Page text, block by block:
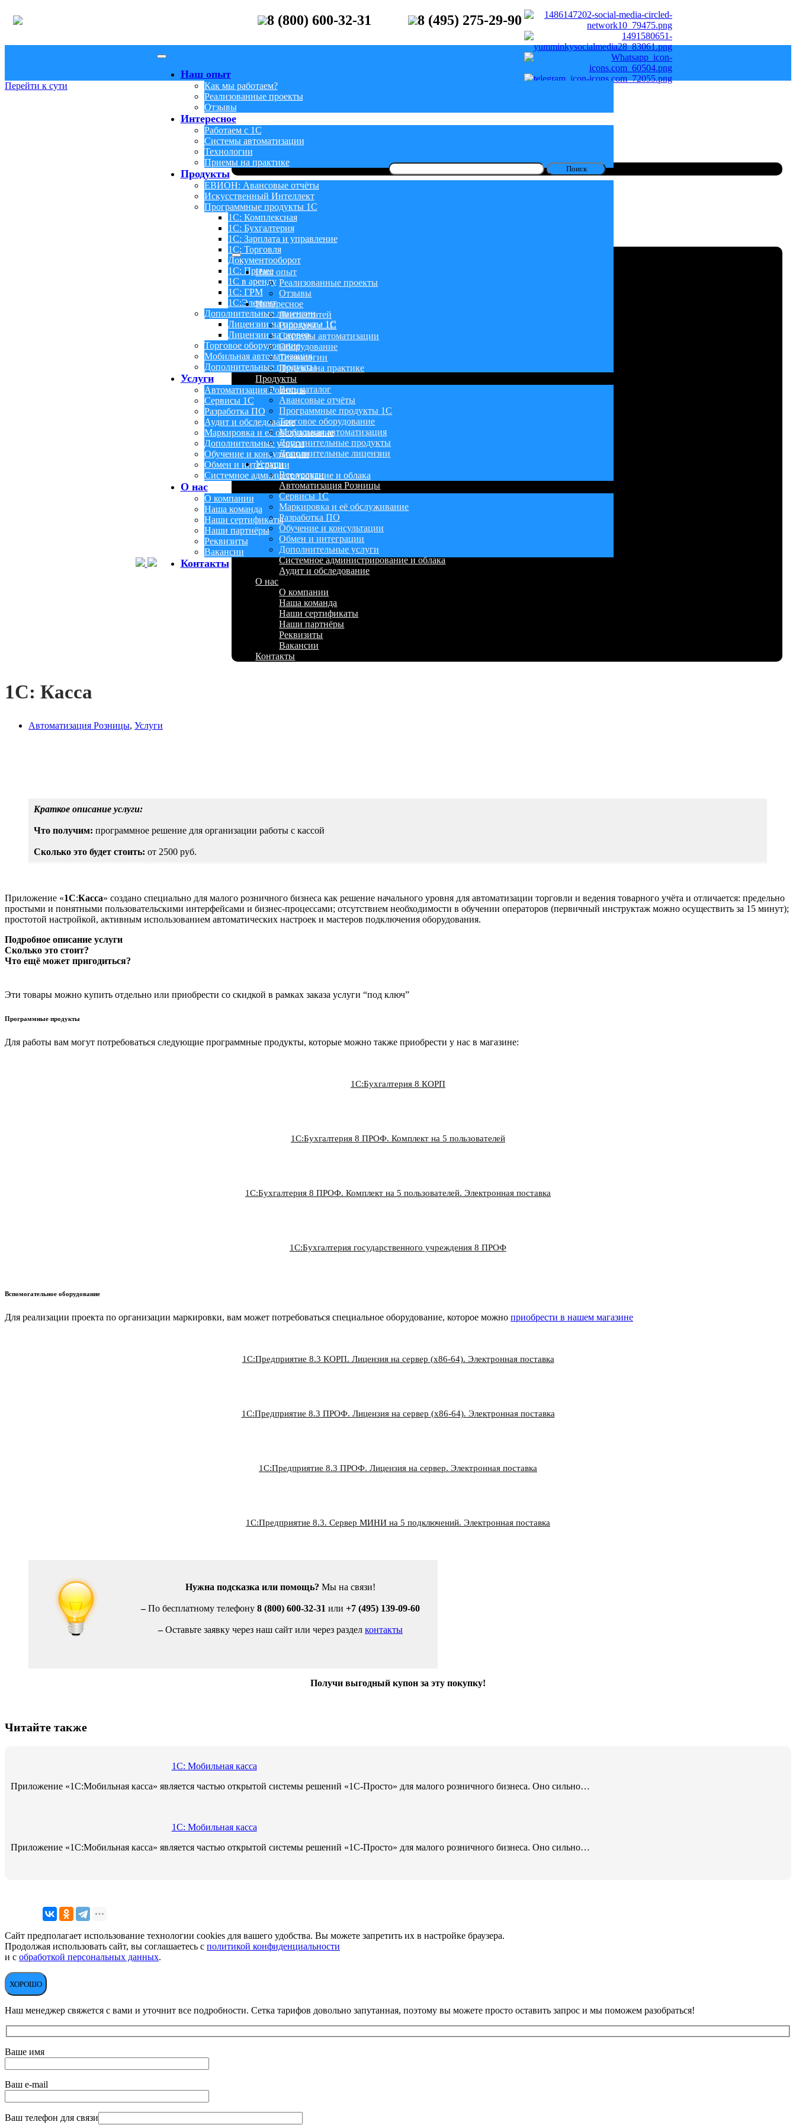
8 (800) 600-32-31 8 (495) 275-29-90
Наш опыт
Как мы работаем?
Реализованные проекты
Отзывы
Интересное
Работаем с 1С
Системы автоматизации
Технологии
Приемы на практике
Продукты
ЕВИОН: Авансовые отчёты
Искусственный Интеллект
Программные продукты 1С
1С: Комплексная
1С: Бухгалтерия
1С: Зарплата и управление
1С: Торговля
Документооборот
1С: Прочее
1С в аренду
1С: ГРМ
1С:Элемент
Дополнительные лицензии
Лицензии на продукты 1С
Лицензии на сервер
Торговое оборудование
Мобильная автоматизация
Дополнительные продукты
Услуги
Автоматизация Розницы
Сервисы 1С
Разработка ПО
Аудит и обследование
Маркировка и её обслуживание
Дополнительные услуги
Обучение и консультации
Обмен и интеграции
Системное администрирование и облака
О нас
О компании
Наша команда
Наши сертификаты
Наши партнёры
Реквизиты
Вакансии
Контакты
Перейти к сути
Найти:
Наш опыт
Реализованные проекты
Отзывы
Интересное
Лента статей
Работаем с 1С
Системы автоматизации
Оборудование
Технологии
Приемы на практике
Продукты
Весь каталог
Авансовые отчёты
Программные продукты 1С
Торговое оборудование
Мобильная автоматизация
Дополнительные продукты
Дополнительные лицензии
Услуги
Все услуги
Автоматизация Розницы
Сервисы 1С
Маркировка и её обслуживание
Разработка ПО
Обучение и консультации
Обмен и интеграции
Дополнительные услуги
Системное администрирование и облака
Аудит и обследование
О нас
О компании
Наша команда
Наши сертификаты
Наши партнёры
Реквизиты
Вакансии
Контакты
1С: Касса
Автоматизация Розницы, Услуги
Краткое описание услуги:
Что получим: программное решение для организации работы с кассой
Сколько это будет стоить: от 2500 руб.
Приложение «1С:Касса» создано специально для малого розничного бизнеса как решение начального уровня для автоматизации торговли и ведения товарного учёта и отличается: предельно
простыми и понятными пользовательскими интерфейсами и бизнес-процессами; отсутствием необходимости в обучении операторов (первичный инструктаж можно осуществить за 15 минут);
простотой настройкой, активным использованием автоматических настроек и мастеров подключения оборудования.
Подробное описание услуги
Сколько это стоит?
Что ещё может пригодиться?
Эти товары можно купить отдельно или приобрести со скидкой в рамках заказа услуги “под ключ”
Программные продукты
Для работы вам могут потребоваться следующие программные продукты, которые можно также приобрести у нас в магазине:
1С:Бухгалтерия 8 КОРП
1С:Бухгалтерия 8 ПРОФ. Комплект на 5 пользователей
1С:Бухгалтерия 8 ПРОФ. Комплект на 5 пользователей. Электронная поставка
1С:Бухгалтерия государственного учреждения 8 ПРОФ
Вспомогательное оборудование
Для реализации проекта по организации маркировки, вам может потребоваться специальное оборудование, которое можно приобрести в нашем магазине
1С:Предприятие 8.3 КОРП. Лицензия на сервер (x86-64). Электронная поставка
1С:Предприятие 8.3 ПРОФ. Лицензия на сервер (x86-64). Электронная поставка
1С:Предприятие 8.3 ПРОФ. Лицензия на сервер. Электронная поставка
1С:Предприятие 8.3. Сервер МИНИ на 5 подключений. Электронная поставка
Нужна подсказка или помощь? Мы на связи!
–По бесплатному телефону 8 (800) 600-32-31 или +7 (495) 139-09-60
–Оставьте заявку через наш сайт или через раздел контакты
Получи выгодный купон за эту покупку!
Читайте также
1С: Мобильная касса
Приложение «1С:Мобильная касса» является частью открытой системы решений «1С-Просто» для малого розничного бизнеса. Оно сильно…
1С: Мобильная касса
Приложение «1С:Мобильная касса» является частью открытой системы решений «1С-Просто» для малого розничного бизнеса. Оно сильно…
Сайт предполагает использование технологии cookies для вашего удобства. Вы можете запретить их в настройке браузера.
Продолжая использовать сайт, вы соглашаетесь с политикой конфиденциальности
и с обработкой персональных данных.
ХОРОШО
Наш менеджер свяжется с вами и уточнит все подробности. Сетка тарифов довольно запутанная, поэтому вы можете просто оставить запрос и мы поможем разобраться!
Ваше имя
Ваш e-mail
Ваш телефон для связи